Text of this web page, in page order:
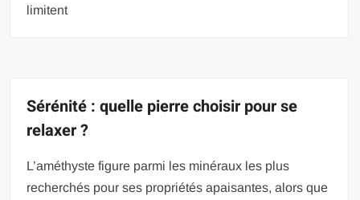
limitent
Sérénité : quelle pierre choisir pour se
relaxer ?
L’améthyste figure parmi les minéraux les plus
recherchés pour ses propriétés apaisantes, alors que